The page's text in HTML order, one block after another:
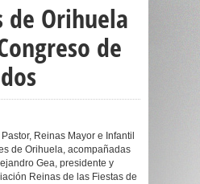
de Orihuela
de
Reinas Mayor e Infantil
de Orihuela, acompañadas
Gea, presidente y
Reinas de las Fiestas de